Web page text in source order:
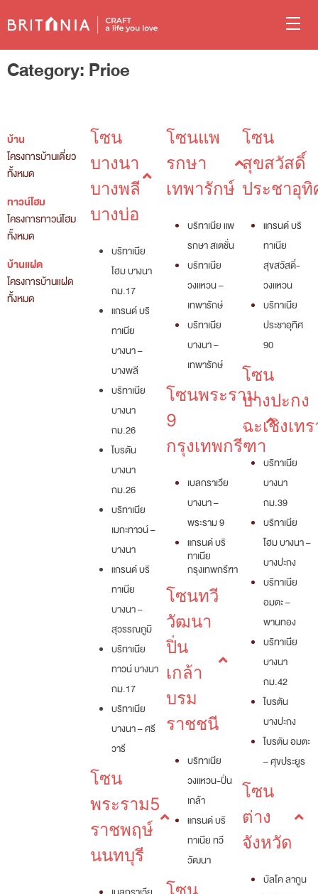
Category:Price
บ้าน
โครงการบ้านเดี่ยว
ทั้งหมด
ทาวน์โฮม
โครงการทาวน์โฮม
ทั้งหมด
บ้านแฝด
โครงการบ้านแฝด
ทั้งหมด
โซน
บางนา
บางพลี
บางบ่อ
บริทาเนีย
โฮม บางนา
กม.17
แกรนด์ บริ
ทาเนีย
บางนา –
บางพลี
บริทาเนีย
บางนา
กม.26
ไบรตัน
บางนา
กม.26
บริทาเนีย
เมกะทาวน์ –
บางนา
แกรนด์ บริ
ทาเนีย
บางนา –
สุวรรณภูมิ
บริทาเนีย
ทาวน์ บางนา
กม.17
บริทาเนีย
บางนา – ศรี
วารี
โซน
พระราม5
ราชพฤษ์
นนทบุรี
โซนแพ
รกษา
เทพารักษ์
บริทาเนีย แพ
รกษา สเตชั่น
บริทาเนีย
วงแหวน –
เทพารักษ์
บริทาเนีย
บางนา –
เทพารักษ์
โซนพระราม
9
กรุงเทพกรีฑา
เบลกราเวีย
บางนา –
พระราม 9
แกรนด์ บริ
ทาเนีย
กรุงเทพกรีฑา
โซนทวี
วัฒนา
ปิ่น
เกล้า
บรม
ราชชนี
บริทาเนีย
วงแหวน-ปิ่น
เกล้า
แกรนด์ บริ
ทาเนีย ทวี
วัฒนา
โซน
สุขสวัสดิ์
ประชาอุทิ
แกรนด์ บริ
ทาเนีย
สุขสวัสดิ์-
วงแหวน
บริทาเนีย
ประชาอุทิศ
90
โซน
บางปะกง
ฉะเชิงเท
บริทาเนีย
บางนา
กม.39
บริทาเนีย
โฮม บางนา –
บางปะกง
บริทาเนีย
อมตะ –
พานทอง
บริทาเนีย
บางนา
กม.42
ไบรตัน
บางปะกง
ไบรตัน อมตะ
– ศุขประยูร
โซน
ต่าง
จังหวัด
บัลโค ลากูน